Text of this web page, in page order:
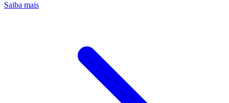
Saiba mais